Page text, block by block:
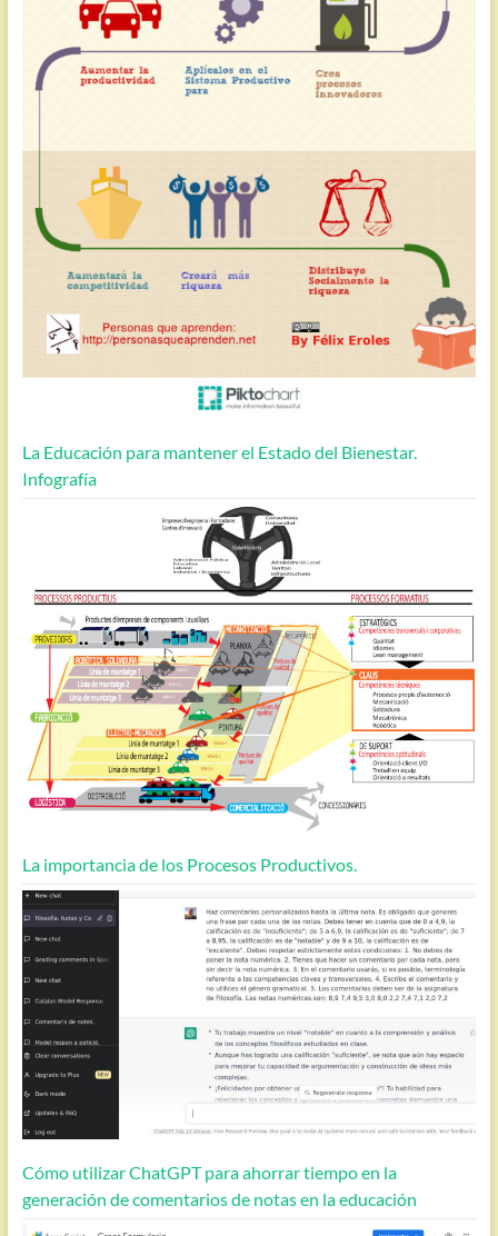
La Educación para mantener el Estado del Bienestar.
Infografía
La importancia de los Procesos Productivos.
Cómo utilizar ChatGPT para ahorrar tiempo en la
generación de comentarios de notas en la educación